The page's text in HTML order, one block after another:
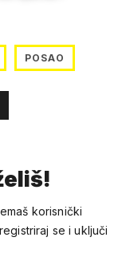
POSAO
korisnički
se i uključi